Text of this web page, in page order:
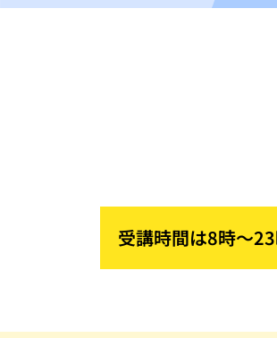
受講時間は8時～